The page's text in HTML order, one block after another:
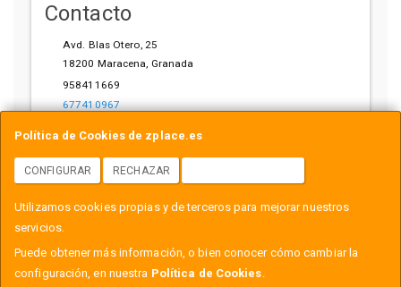
Política de Cookies de zplace.es
CONFIGURAR RECHAZAR
Utilizamos cookies propias y de terceros para mejorar nuestros
servicios.
Puede obtener más información, o bien conocer cómo cambiar la
configuración, en nuestra Política de Cookies.
Contacto
Avd. Blas Otero, 25
18200 Maracena, Granada
958411669
677410967
Horario
L-V: 10:00-14:00, 17:00-21:00
, , , , España. - C.I.F.: B18558999 - Tfno: